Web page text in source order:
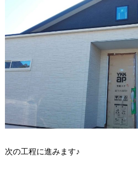
次の工程に進みます♪